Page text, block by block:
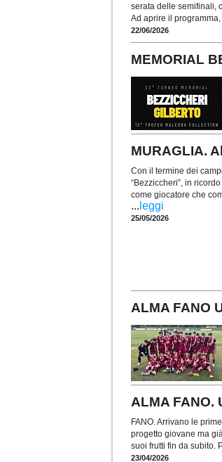
serata delle semifinali,
Ad aprire il
22/06/2026
MEMORIAL
MURAGLIA.
Con il termine dei
“Bezziccheri”, in
come giocatore che
... leggi
25/05/2026
ALMA FANO
ALMA
FANO. Arrivano le
progetto giovane ma
suoi frutti fin da subito.
23/04/2026